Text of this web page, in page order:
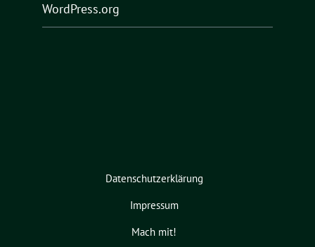
WordPress.org
Datenschutzerklärung
Impressum
Mach mit!